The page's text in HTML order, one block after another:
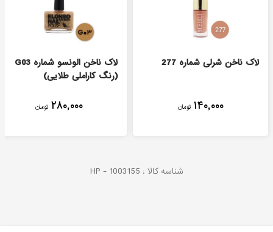
لاک ناخن شرلی شماره 277
۱۴۰,۰۰۰ تومان
لاک ناخن الونسو شماره G03
(رنگ کاراملی طلایی)
۲۸۰,۰۰۰ تومان
شناسه کالا : HP - 1003155